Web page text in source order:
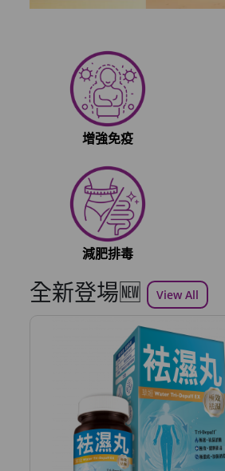
增強免疫
減肥排毒
全新登場🆕 View All